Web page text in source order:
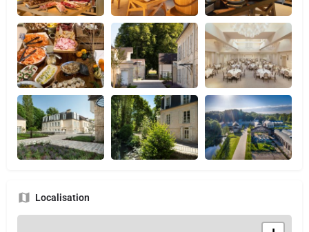
Localisation